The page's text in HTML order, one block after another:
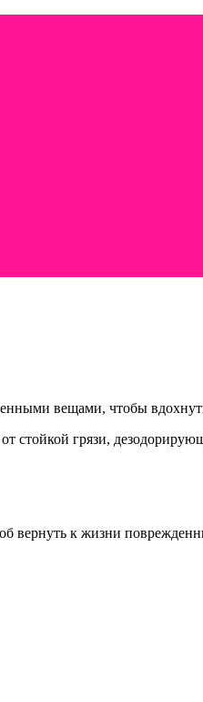
вещами, чтобы
стойкой грязи,
вернуть к жизни